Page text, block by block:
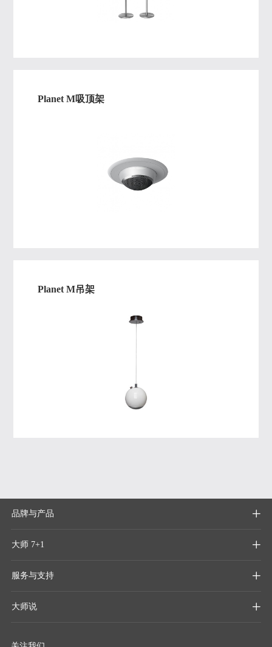
Planet M吸顶架
Planet M吊架
品牌与产品 
大师 7+1 
服务与支持 
大师说 